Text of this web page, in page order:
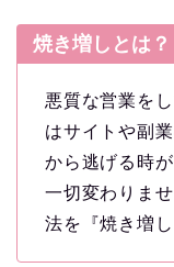
焼き増しとは？
悪質な営業を
はサイトや副
から逃げる時
一切変わりま
法を『焼き増